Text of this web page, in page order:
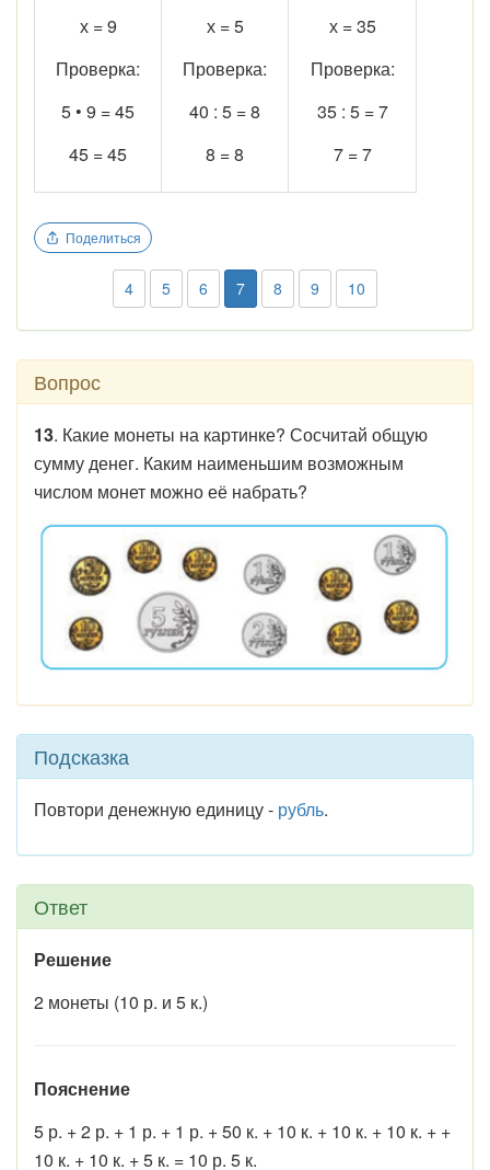
х = 9
Проверка:
5 • 9 = 45
45 = 45
х = 5
Проверка:
40 : 5 = 8
8 = 8
х = 35
Проверка:
35 : 5 = 7
7 = 7
Поделиться
4 5 6 7 8 9 10
Вопрос
13. Какие монеты на картинке? Сосчитай общую
сумму денег. Каким наименьшим возможным
числом монет можно её набрать?
Подсказка
Повтори денежную единицу - рубль.
Ответ
Решение
2 монеты (10 р. и 5 к.)
Пояснение
5 р. + 2 р. + 1 р. + 1 р. + 50 к. + 10 к. + 10 к. + 10 к. + +
10 к. + 10 к. + 5 к. = 10 р. 5 к.